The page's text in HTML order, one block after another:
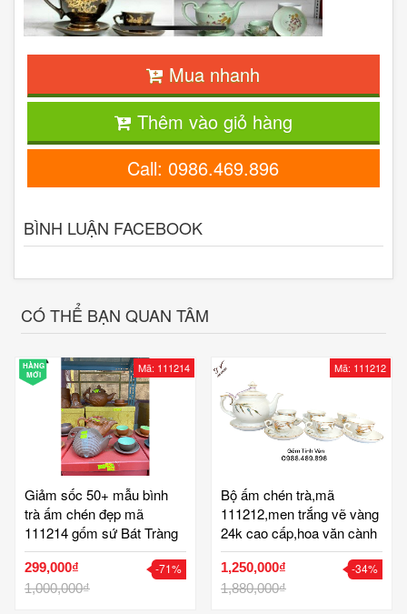
Mua nhanh
Thêm vào giỏ hàng
Call: 0986.469.896
BÌNH LUẬN FACEBOOK
CÓ THỂ BẠN QUAN TÂM
HÀNG
MỚI
Mã: 111214
Giảm sốc 50+ mẫu bình
trà ấm chén đẹp mã
111214 gốm sứ Bát Tràng
Tinh Vân
299,000₫
1,000,000₫
-71%
Mã: 111212
Bộ ấm chén trà,mã
111212,men trắng vẽ vàng
24k cao cấp,hoa văn cành
trúc chuồn chuồn,dáng
bình đèn thần,sang
trọng,gốm bát tràng,tinh
1,250,000₫
1,880,000₫
-34%